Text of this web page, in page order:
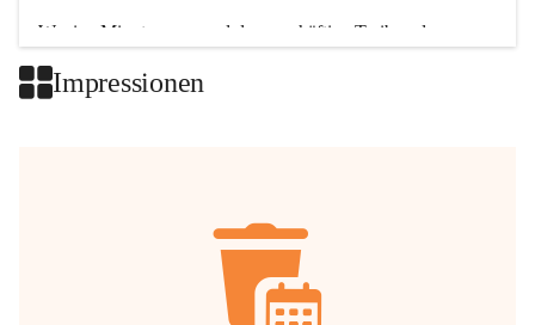
Wenige Minuten nur, und das geschäftige Treiben der
Impressionen